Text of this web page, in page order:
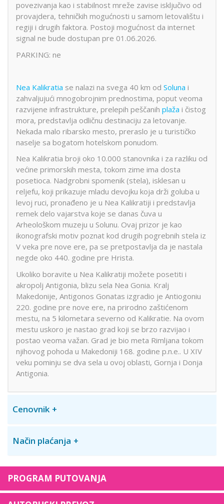
povezivanja kao i stabilnost mreže zavise isključivo od
provajdera, tehničkih mogućnosti u samom letovalištu i
regiji i drugih faktora. Postoji mogućnost da internet
signal ne bude dostupan pre 01.06.2026.
PARKING: ne
Nea Kalikratia se nalazi na svega 40 km od Soluna i
zahvaljujući mnogobrojnim prednostima, poput veoma
razvijene infrastrukture, prelepih peščanih plaža i čistog
mora, predstavlja odličnu destinaciju za letovanje.
Nekada malo ribarsko mesto, preraslo je u turističko
naselje sa bogatom hotelskom ponudom.
Nea Kalikratia broji oko 10.000 stanovnika i za razliku od
većine primorskih mesta, tokom zime ima dosta
posetioca. Nadgrobni spomenik (stela), isklesan u
reljefu, koji prikazuje mladu devojku koja drži goluba u
levoj ruci, pronađeno je u Nea Kalikratiji i predstavlja
remek delo vajarstva koje se danas čuva u
Arheološkom muzeju u Solunu. Ovaj prizor je kao
ikonografski motiv poznat kod drugih pogrebnih stela iz
V veka pre nove ere, pa se pretpostavlja da je nastala
negde oko 440. godine pre Hrista.
Ukoliko boravite u Nea Kalikratiji možete posetiti i
akropolj Antigonia, blizu sela Nea Gonia. Kralj
Makedonije, Antigonos Gonatas izgradio je Antiogoniu
220. godine pre nove ere, na prirodno zaštićenom
mestu, na 5 kilometara severno od Kalikratie. Na ovom
mestu uskoro je nastao grad koji se brzo razvijao i
postao veoma važan. Grad je bio meta Rimljana tokom
njihovog pohoda u Makedoniji 168. godine p.n.e.. U XIV
veku pominju se dva sela u ovoj oblasti, Gornja i Donja
Antigonia.
Cenovnik
Način plaćanja
PROGRAM PUTOVANJA